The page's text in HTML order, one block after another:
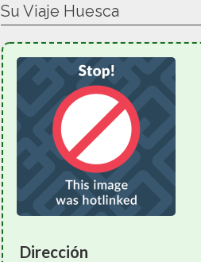
Su Viaje Huesca
Dirección